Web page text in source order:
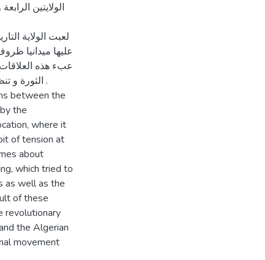
الولايتين
لعبت الولاية
عليها ميدانيا
عبء هذه
الثورة و
between the
the
where it
of tension at
about
which tried to
as well as the
of these
revolutionary
the Algerian
movement